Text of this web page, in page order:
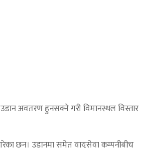
अवतरण हुनसक्ने गरी विमानस्थल विस्तार
छन्। उडानमा समेत वायुसेवा कम्पनीबीच